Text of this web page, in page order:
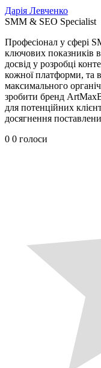
Дарія Левченко
SMM & SEO Specialist
Професіонал у сфері
ключових показників
досвід у розробці
кожної платформи, та
максимального
зробити бренд
для потенційних
досягнення
0 0 голоси